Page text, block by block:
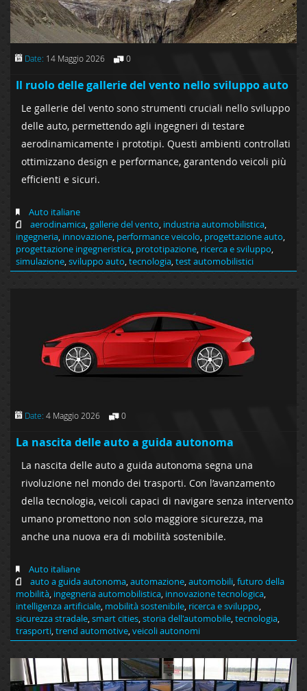
Date: 14 Maggio 2026 0
Il ruolo delle gallerie del vento nello sviluppo auto
Le gallerie del vento sono strumenti cruciali nello sviluppo
delle auto, permettendo agli ingegneri di testare
aerodinamicamente i prototipi. Questi ambienti controllati
ottimizzano design e performance, garantendo veicoli più
efficienti e sicuri.
Auto italiane
aerodinamica,gallerie del vento, industria automobilistica,
ingegneria, innovazione, performance veicolo, progettazione auto,
progettazione ingegneristica, prototipazione, ricerca e sviluppo,
simulazione,sviluppo auto,tecnologia,test automobilistici
Date: 4 Maggio 2026 0
La nascita delle auto a guida autonoma
La nascita delle auto a guida autonoma segna una
rivoluzione nel mondo dei trasporti. Con l’avanzamento
della tecnologia, veicoli capaci di navigare senza intervento
umano promettono non solo maggiore sicurezza, ma
anche una nuova era di mobilità sostenibile.
Auto italiane
auto a guida autonoma,automazione,automobili,futuro della
mobilità, ingegneria automobilistica, innovazione tecnologica,
intelligenza artificiale, mobilità sostenibile, ricerca e sviluppo,
sicurezza stradale,smart cities,storia dell'automobile,tecnologia,
trasporti,trend automotive,veicoli autonomi